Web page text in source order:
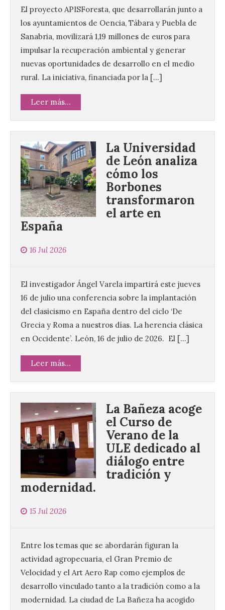
El proyecto APISForesta, que desarrollarán junto a
los ayuntamientos de Oencia, Tábara y Puebla de
Sanabria, movilizará 1,19 millones de euros para
impulsar la recuperación ambiental y generar
nuevas oportunidades de desarrollo en el medio
rural. La iniciativa, financiada por la […]
Leer más...
La Universidad
de León analiza
cómo los
Borbones
transformaron
el arte en
España
16 Jul 2026
El investigador Ángel Varela impartirá este jueves
16 de julio una conferencia sobre la implantación
del clasicismo en España dentro del ciclo ‘De
Grecia y Roma a nuestros días. La herencia clásica
en Occidente’. León, 16 de julio de 2026. El […]
Leer más...
La Bañeza acoge
el Curso de
Verano de la
ULE dedicado al
diálogo entre
tradición y
modernidad.
15 Jul 2026
Entre los temas que se abordarán figuran la
actividad agropecuaria, el Gran Premio de
Velocidad y el Art Aero Rap como ejemplos de
desarrollo vinculado tanto a la tradición como a la
modernidad. La ciudad de La Bañeza ha acogido
La UPSA impulsa la
creación musical con el I
Concurso Internacional de
Composición Coral Sacra
8 Ago 2026
Universitario de Música
Sacra de la Universidad
Pontificia de Salamanca
(UPSA), premiará composiciones
inéditas, destinadas a coro, con un
premio de 3.000 euros. Las candidaturas
podrán presentarse hasta el 30 de
noviembre. La Universidad, a […]